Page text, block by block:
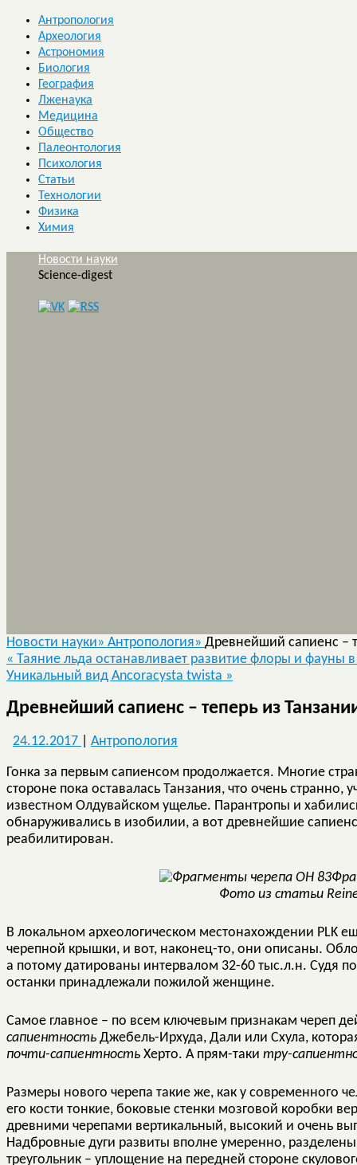
Антропология
Археология
Астрономия
Биология
География
Лженаука
Медицина
Общество
Палеонтология
Психология
Статьи
Технологии
Физика
Химия
Новости науки
Science-digest
Новости науки» Антропология» Древнейший сапиенс –
« Таяние льда останавливает развитие флоры и фауны в
Уникальный вид Ancoracysta twista »
Древнейший сапиенс – теперь из
24.12.2017 Антропология
Гонка за первым сапиенсом продолжается. Многие
стороне пока оставалась Танзания, что очень странно,
известном Олдувайском ущелье. Парантропы и
обнаруживались в изобилии, а вот древнейшие
реабилитирован.
Фото из статьи
В локальном археологическом местонахождении PLK
черепной крышки, и вот, наконец-то, они описаны.
а потому датированы интервалом 32-60 тыс.л.н. Судя
останки принадлежали пожилой женщине.
Самое главное – по всем ключевым признакам череп
сапиентность Джебель-Ирхуда, Дали или Схула,
почти-сапиентность Херто. А прям-таки тру-
Размеры нового черепа такие же, как у современного
его кости тонкие, боковые стенки мозговой коробки
древними черепами вертикальный, высокий и очень
Надбровные дуги развиты вполне умеренно,
треугольник – уплощение на передней стороне